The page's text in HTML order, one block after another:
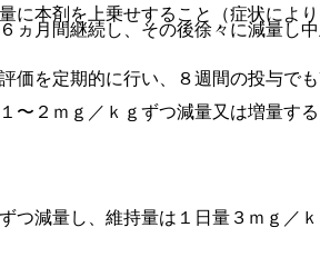
本剤を上乗せすること（症状によ
を定期的に行い、８週間の投与で
月間継続し、その後徐々に減量し中
２ｍｇ／ｋｇずつ減量又は増量す
減量し、維持量は１日量３ｍｇ／